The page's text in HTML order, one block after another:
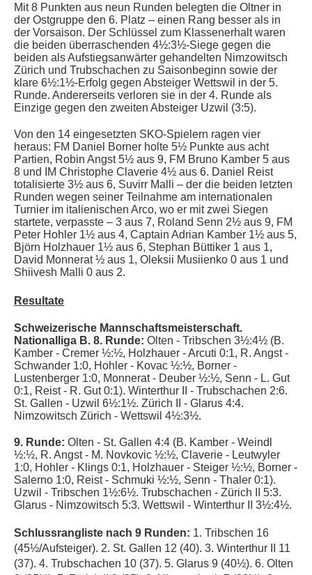
Mit 8 Punkten aus neun Runden belegten die Oltner in
der Ostgruppe den 6. Platz – einen Rang besser als in
der Vorsaison. Der Schlüssel zum Klassenerhalt waren
die beiden überraschenden 4½:3½-Siege gegen die
beiden als Aufstiegsanwärter gehandelten Nimzowitsch
Zürich und Trubschachen zu Saisonbeginn sowie der
klare 6½:1½-Erfolg gegen Absteiger Wettswil in der 5.
Runde. Andererseits verloren sie in der 4. Runde als
Einzige gegen den zweiten Absteiger Uzwil (3:5).
Von den 14 eingesetzten SKO-Spielern ragen vier
heraus: FM Daniel Borner holte 5½ Punkte aus acht
Partien, Robin Angst 5½ aus 9, FM Bruno Kamber 5 aus
8 und IM Christophe Claverie 4½ aus 6. Daniel Reist
totalisierte 3½ aus 6, Suvirr Malli – der die beiden letzten
Runden wegen seiner Teilnahme am internationalen
Turnier im italienischen Arco, wo er mit zwei Siegen
startete, verpasste – 3 aus 7, Roland Senn 2½ aus 9, FM
Peter Hohler 1½ aus 4, Captain Adrian Kamber 1½ aus 5,
Björn Holzhauer 1½ aus 6, Stephan Büttiker 1 aus 1,
David Monnerat ½ aus 1, Oleksii Musiienko 0 aus 1 und
Shiivesh Malli 0 aus 2.
Resultate
Schweizerische Mannschaftsmeisterschaft.
Nationalliga B. 8. Runde: Olten - Tribschen 3½:4½ (B.
Kamber - Cremer ½:½, Holzhauer - Arcuti 0:1, R. Angst -
Schwander 1:0, Hohler - Kovac ½:½, Borner -
Lustenberger 1:0, Monnerat - Deuber ½:½, Senn - L. Gut
0:1, Reist - R. Gut 0:1). Winterthur II - Trubschachen 2:6.
St. Gallen - Uzwil 6½:1½. Zürich II - Glarus 4:4.
Nimzowitsch Zürich - Wettswil 4½:3½.
9. Runde: Olten - St. Gallen 4:4 (B. Kamber - Weindl
½:½, R. Angst - M. Novkovic ½:½, Claverie - Leutwyler
1:0, Hohler - Klings 0:1, Holzhauer - Steiger ½:½, Borner -
Salerno 1:0, Reist - Schmuki ½:½, Senn - Thaler 0:1).
Uzwil - Tribschen 1½:6½. Trubschachen - Zürich II 5:3.
Glarus - Nimzowitsch 5:3. Wettswil - Winterthur II 3½:4½.
Schlussrangliste nach 9 Runden: 1. Tribschen 16
(45½/Aufsteiger). 2. St. Gallen 12 (40). 3. Winterthur II 11
(37). 4. Trubschachen 10 (37). 5. Glarus 9 (40½). 6. Olten